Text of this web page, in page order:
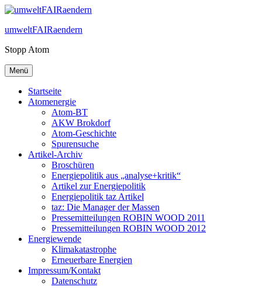
Zum
springen
umweltFAIRaendern
Stopp Atom
Menü
Startseite
Atomenergie
Atom-BT
AKW Brokdorf
Atom-Geschichte
Spurensuche
Artikel-Archiv
Broschüren
Energiepolitik aus „analyse+kritik“
Artikel zur Energiepolitik
Energiepolitik taz Artikel
taz: Die Manager der Massen
Pressemitteilungen ROBIN WOOD 2011
Pressemitteilungen ROBIN WOOD 2012
Energiewende
Klimakatastrophe
Erneuerbare Energien
Impressum/Kontakt
Datenschutz